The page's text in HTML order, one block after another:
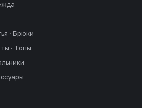
· Брюки
· Топы